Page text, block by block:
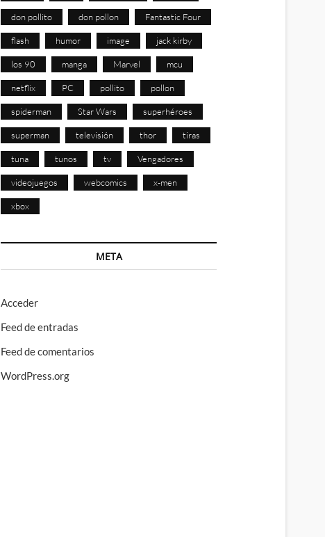
don pollito don pollon Fantastic Four
flash humor image jack kirby
los 90 manga Marvel mcu
netflix PC pollito pollon
spiderman Star Wars superhéroes
superman televisión thor tiras
tuna tunos tv Vengadores
videojuegos webcomics x-men
xbox
META
Acceder
Feed de entradas
Feed de comentarios
WordPress.org